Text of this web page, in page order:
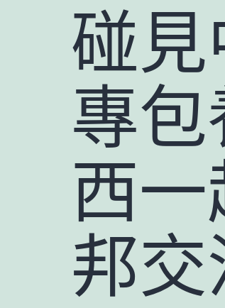
碰
專
西一
邦交